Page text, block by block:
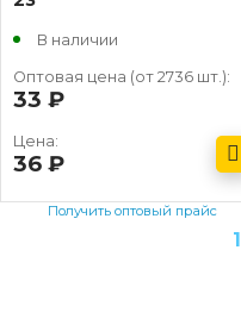
В наличии
Оптовая цена (от 2736 шт.):
33
Цена:
36
Получить оптовый прайс
1